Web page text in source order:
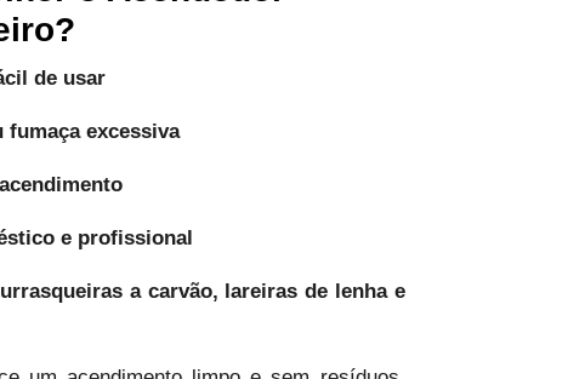
de usar
fumaça excessiva
e profissional
a carvão, lareiras de lenha e